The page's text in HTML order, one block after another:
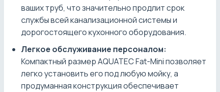
ваших труб, что значительно продлит срок
службы всей канализационной системы и
дорогостоящего кухонного оборудования.
Легкое обслуживание персоналом:
Компактный размер AQUATEC Fat-Mini позволяет
легко установить его под любую мойку, а
продуманная конструкция обеспечивает